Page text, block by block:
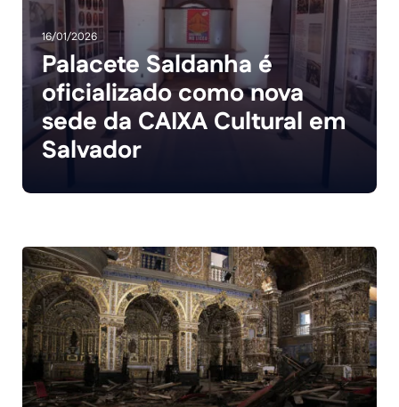
16/01/2026
Palacete Saldanha é
oficializado como nova
sede da CAIXA Cultural em
Salvador